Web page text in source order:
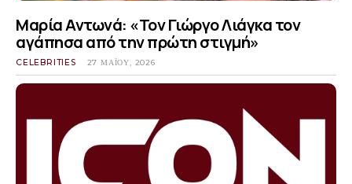
Μαρία Αντωνά: «Τον Γιώργο Λιάγκα τον
αγάπησα από την πρώτη στιγμή»
CELEBRITIES 27 ΜΑΪ́ΟΥ, 2026